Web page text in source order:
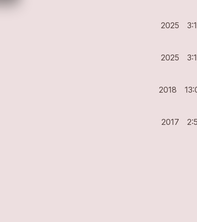
2025
2025
2018
2017